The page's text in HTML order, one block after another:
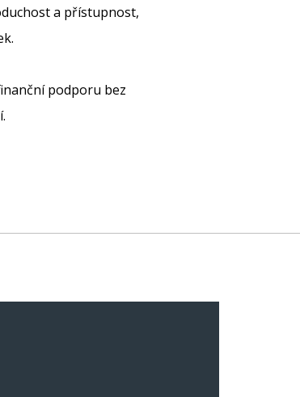
a přístupnost,
podporu bez